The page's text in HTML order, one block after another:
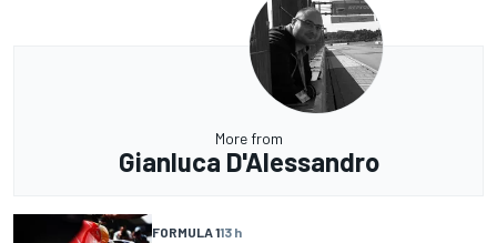
More from
Gianluca D'Alessandro
FORMULA 113 h